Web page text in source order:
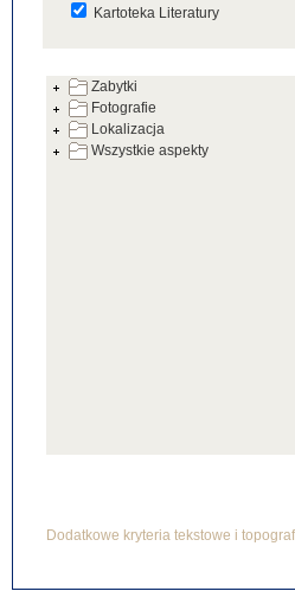
Kartoteka Literatury
Kartoteka Warsztatów
Kartoteka Zabytków
Zabytki
Fotografie
Lokalizacja
Wszystkie aspekty
Dodatkowe kryteria tekstowe i